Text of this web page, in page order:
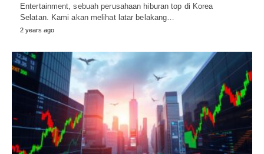
Entertainment, sebuah perusahaan hiburan top di Korea
Selatan. Kami akan melihat latar belakang…
2 years ago